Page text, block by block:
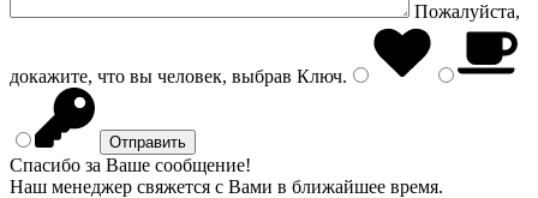
Пожалуйста,
докажите, что вы человек, выбрав Ключ.
Спасибо за Ваше сообщение!
Наш менеджер свяжется с Вами в ближайшее время.